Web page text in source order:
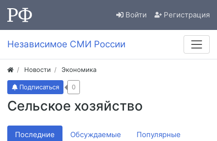
Войти Регистрация
Независимое СМИ России
Новости Экономика
Сельское хозяйство
Подписаться 0
Последние Обсуждаемые Популярные